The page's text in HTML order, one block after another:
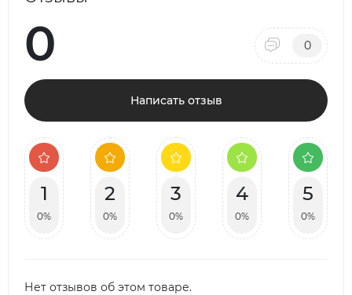
0 0
Написать отзыв
1
0%
2
0%
3
0%
4
0%
5
0%
Нет отзывов об этом товаре.